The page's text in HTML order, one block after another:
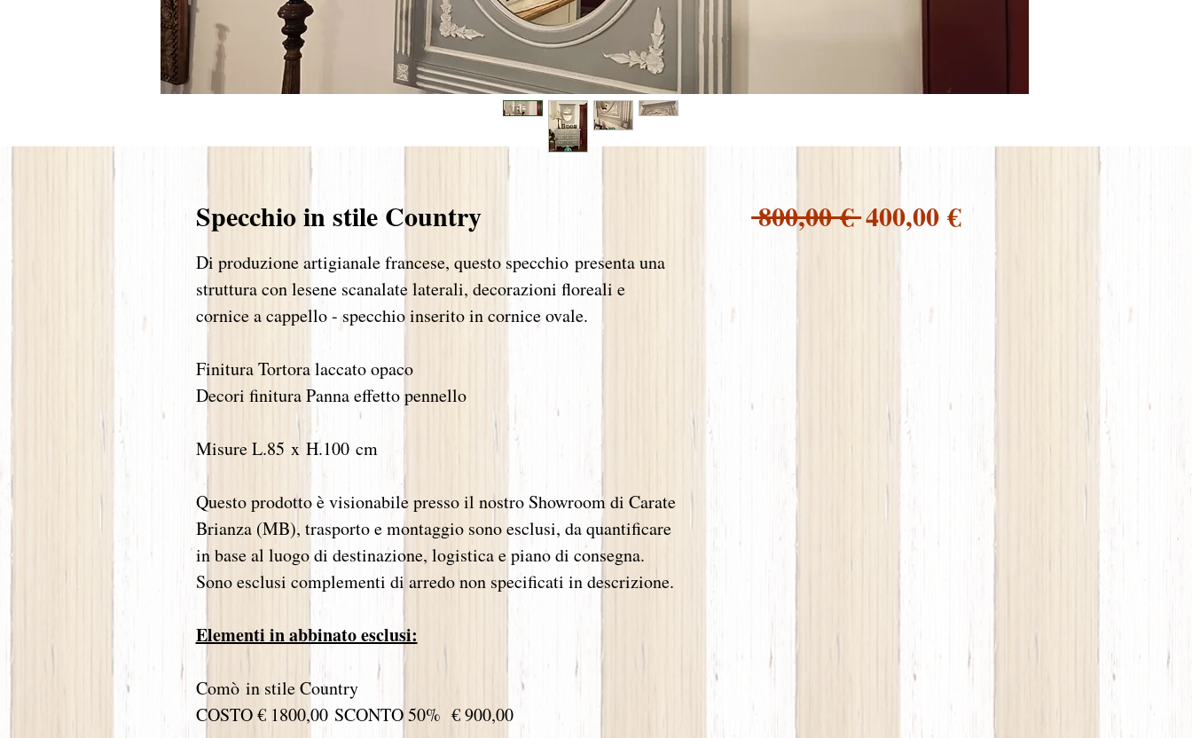
Specchio in stile Country
Di produzione artigianale francese, questo specchio presenta una
struttura con lesene scanalate laterali, decorazioni floreali e
cornice a cappello - specchio inserito in cornice ovale.
Finitura Tortora laccato opaco
Decori finitura Panna effetto pennello
Misure L.85 x H.100 cm
Questo prodotto è visionabile presso il nostro Showroom di Carate
Brianza (MB), trasporto e montaggio sono esclusi, da quantificare
in base al luogo di destinazione, logistica e piano di consegna.
Sono esclusi complementi di arredo non specificati in descrizione.
Elementi in abbinato esclusi:
Comò in stile Country
COSTO € 1800,00 SCONTO 50% € 900,00
800,00 € Prezzo
400,00 €Prezzo
scontato